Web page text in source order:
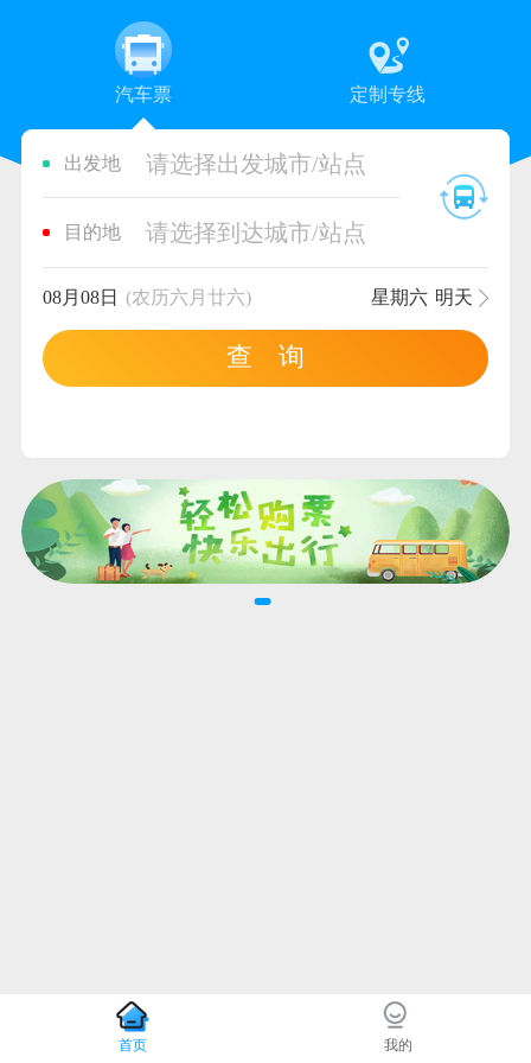
汽车票 定制专线
出发地 请选择出发城市/站点
目的地 请选择到达城市/站点
08月08日 (农历六月廿六) 星期六 明天
查 询
首页 我的